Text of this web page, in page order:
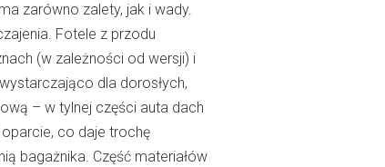
zarówno zalety, jak i wady.
Fotele z przodu
(w zależności od wersji) i
dla dorosłych,
– w tylnej części auta dach
co daje trochę
bagażnika. Część materiałów